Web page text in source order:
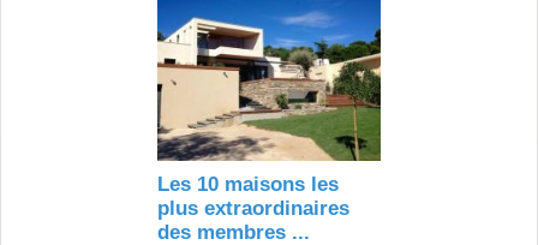
Les 10 maisons les
plus extraordinaires
des membres ...